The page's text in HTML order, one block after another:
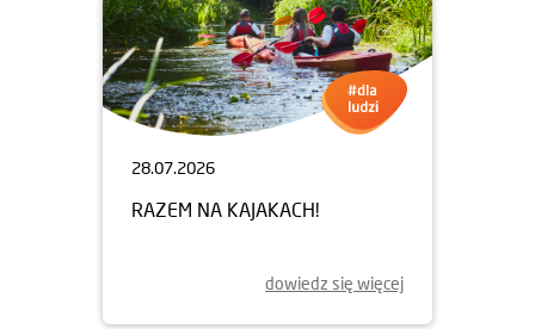
28.07.2026
RAZEM NA KAJAKACH!
dowiedz się więcej